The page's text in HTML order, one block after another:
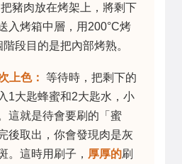
把豬肉放在烤架上，將剩下
入烤箱中層，用200°C烤
段目的是把內部烤熟。
上色： 等待時，把剩下的
1大匙蜂蜜和2大匙水，小
這就是待會要刷的「蜜
後取出，你會發現肉是灰
。這時用刷子， 厚厚的刷